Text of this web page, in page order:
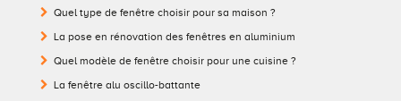
Quel type de fenêtre choisir pour sa maison ?
La pose en rénovation des fenêtres en aluminium
Quel modèle de fenêtre choisir pour une cuisine ?
La fenêtre alu oscillo-battante
Télécharger le catalogue